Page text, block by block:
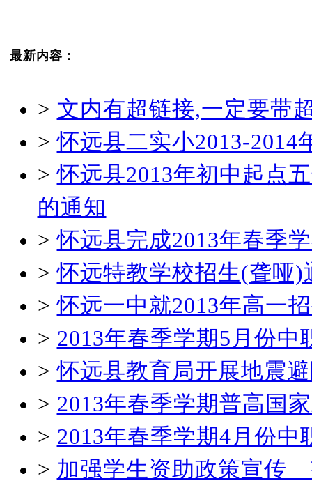
最新内容：
> 文内有超链接,一定要带
>怀远县二实小2013-2014
>怀远县2013年初中起点
的通知
>怀远县完成2013年春季
>怀远特教学校招生(聋哑)
>怀远一中就2013年高一
> 2013年春季学期5月份中
>怀远县教育局开展地震
> 2013年春季学期普高国
> 2013年春季学期4月份
> 加强学生资助政策宣传